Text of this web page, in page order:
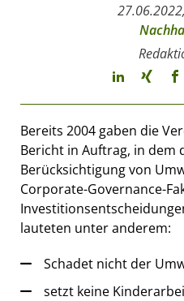
Bereits 2004 gaben die
Bericht in Auftrag, in dem
Berücksichtigung von
Corporate-Governance-
lauteten unter anderem:
Schadet nicht der
setzt keine